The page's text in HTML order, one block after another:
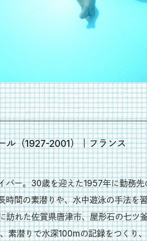
ル（1927-2001）｜フランス
バー。30歳を迎えた1957年に勤務
時間の素潜りや、水中遊泳の手法を
訪れた佐賀県唐津市、屋形石の七ツ
素潜りで水深100mの記録をつくり